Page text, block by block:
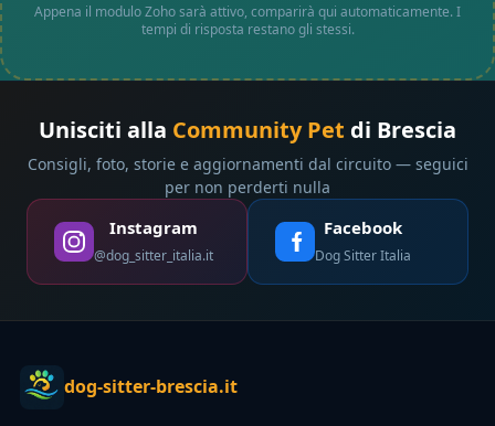
Appena il modulo Zoho sarà attivo, comparirà qui automaticamente. I
tempi di risposta restano gli stessi.
Unisciti alla Community Pet di Brescia
Consigli, foto, storie e aggiornamenti dal circuito — seguici
per non perderti nulla
Instagram
@dog_sitter_italia.it
Facebook
Dog Sitter Italia
dog-sitter-brescia.it